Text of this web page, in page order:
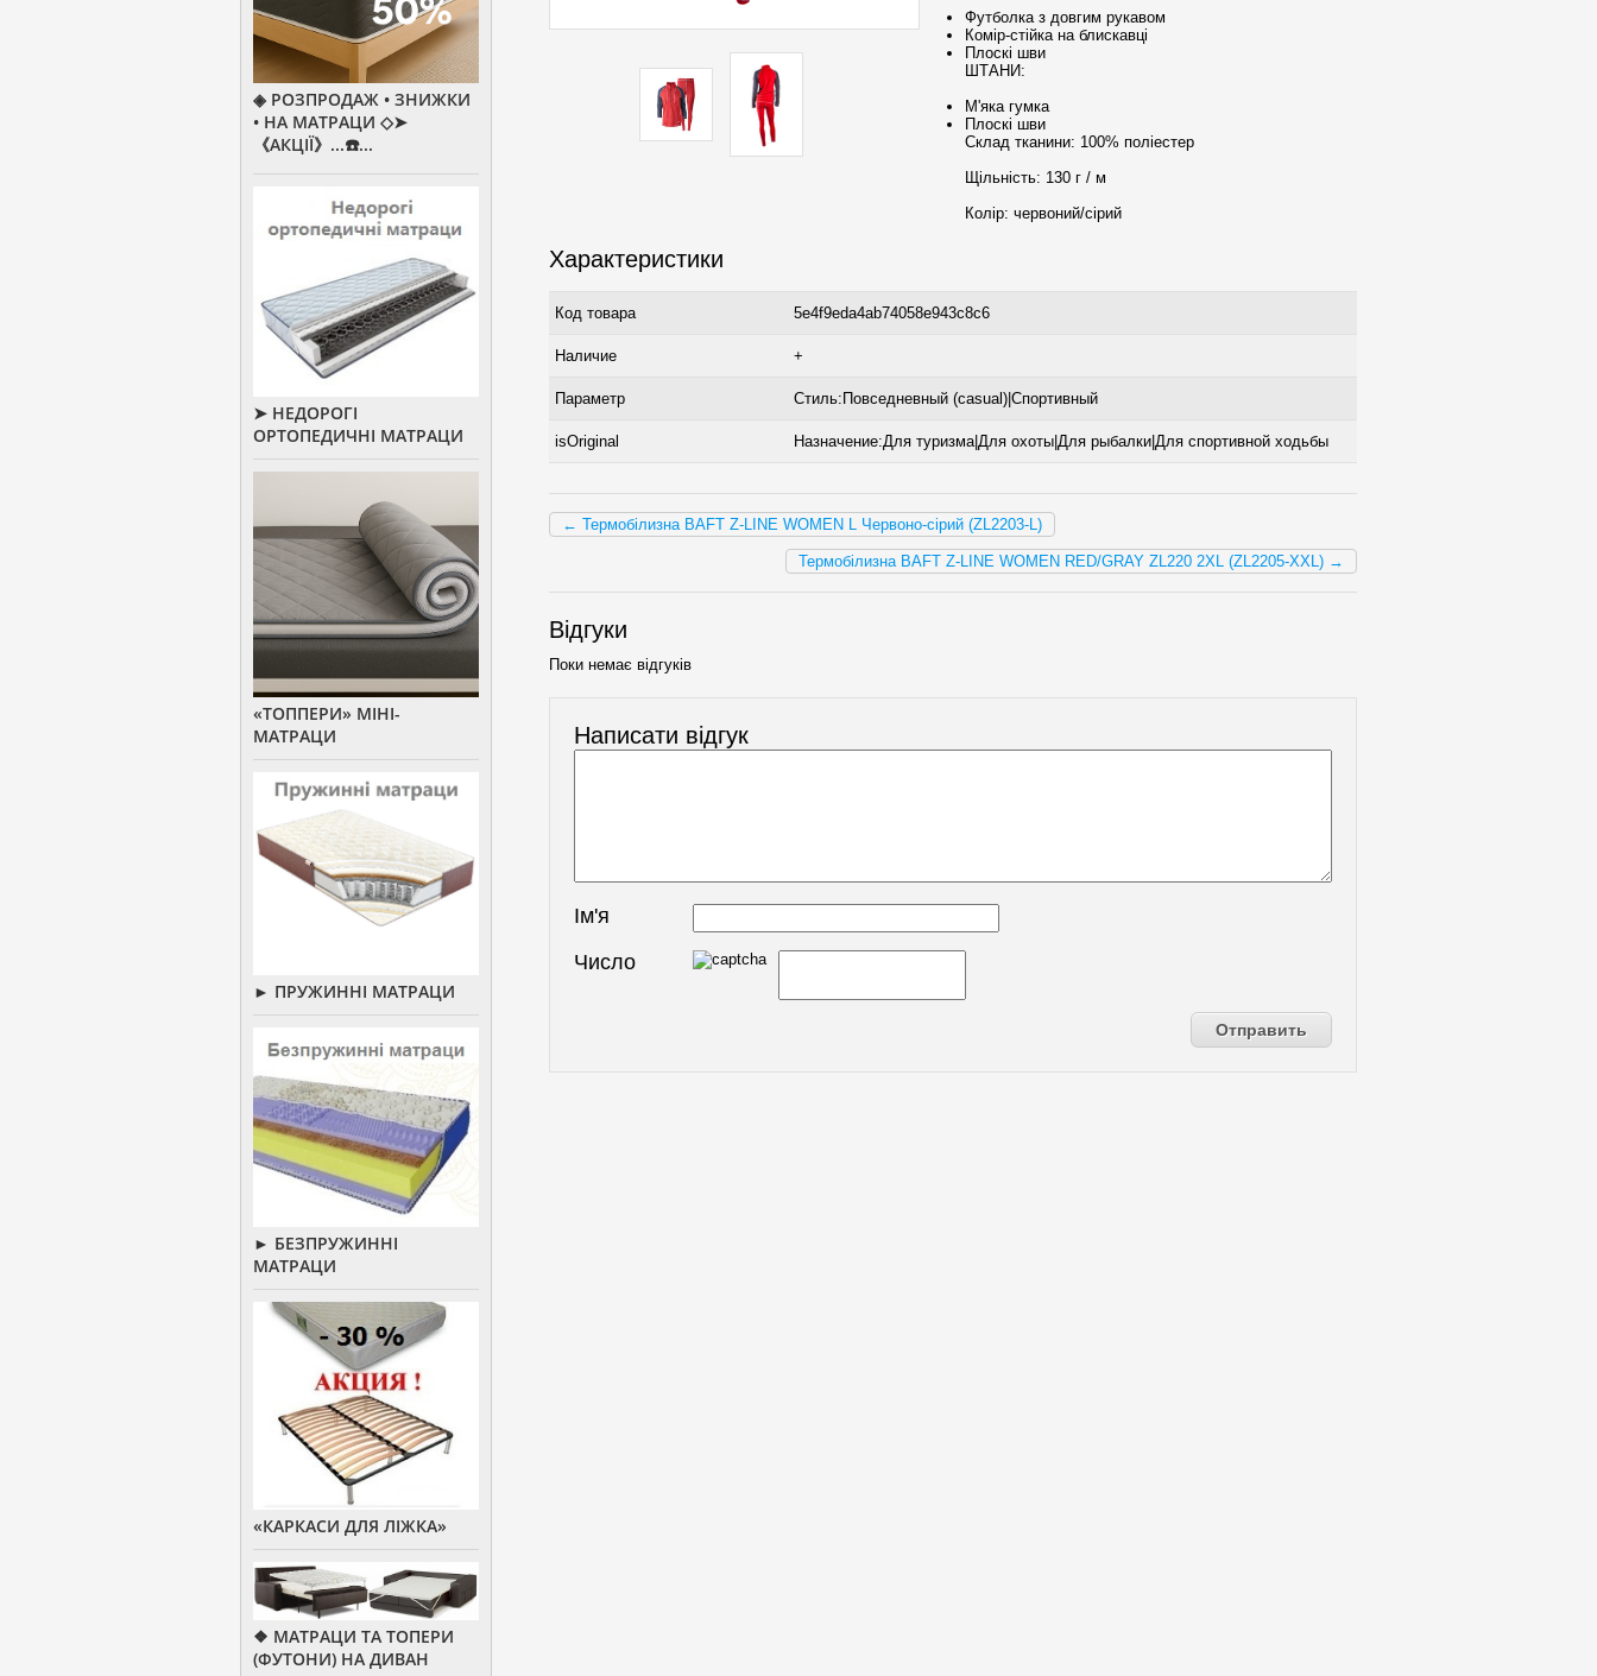
Футболка з довгим рукавом
Комір-стійка на блискавці
Плоскі шви
ШТАНИ:
М'яка гумка
Плоскі шви
Склад тканини: 100% поліестер
Щільність: 130 г / м
Колір: червоний/сірий
Характеристики
Код товара 5e4f9eda4ab74058e943c8c6
Наличие +
Параметр Стиль:Повседневный (casual)|Спортивный
isOriginal Назначение:Для туризма|Для охоты|Для рыбалки|Для спортивной ходьбы
← Термобілизна BAFT Z-LINE WOMEN L Червоно-сірий (ZL2203-L)
Термобілизна BAFT Z-LINE WOMEN RED/GRAY ZL220 2XL (ZL2205-XXL) →
Відгуки
Поки немає відгуків
Написати відгук
Ім'я
Число
◈ РОЗПРОДАЖ • ЗНИЖКИ
• НА МАТРАЦИ ◇➤
《АКЦІЇ》...☎️...
➤ НЕДОРОГІ
ОРТОПЕДИЧНІ МАТРАЦИ
«ТОППЕРИ» МІНІ-
МАТРАЦИ
► ПРУЖИННІ МАТРАЦИ
► БЕЗПРУЖИННІ
МАТРАЦИ
«КАРКАСИ ДЛЯ ЛІЖКА»
❖ МАТРАЦИ ТА ТОПЕРИ
(ФУТОНИ) НА ДИВАН